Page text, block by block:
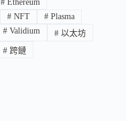
# Ethereum
# NFT # Plasma
# Validium # 以太坊
# 跨鏈